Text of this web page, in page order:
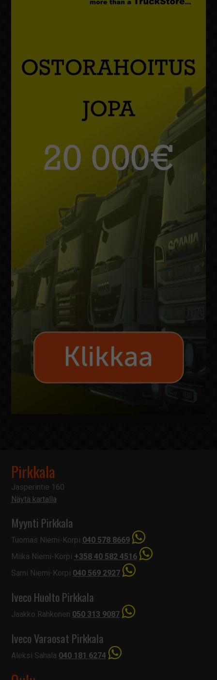
Pirkkala
Jasperintie 160
Näytä kartalla
Myynti Pirkkala
Tuomas Niemi-Korpi 040 578 8669
Miika Niemi-Korpi +358 40 582 4516
Sami Niemi-Korpi 040 569 2927
Iveco Huolto Pirkkala
Jaakko Rahkonen 050 313 9087
Iveco Varaosat Pirkkala
Aleksi Sahala 040 181 6274